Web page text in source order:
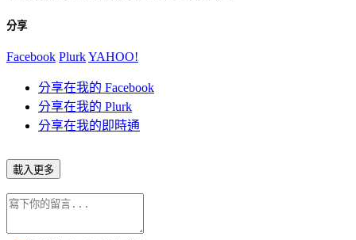
分享
Facebook PlurkYAHOO!
分享在我的 Facebook
分享在我的 Plurk
分享在我的即時通
載入更多